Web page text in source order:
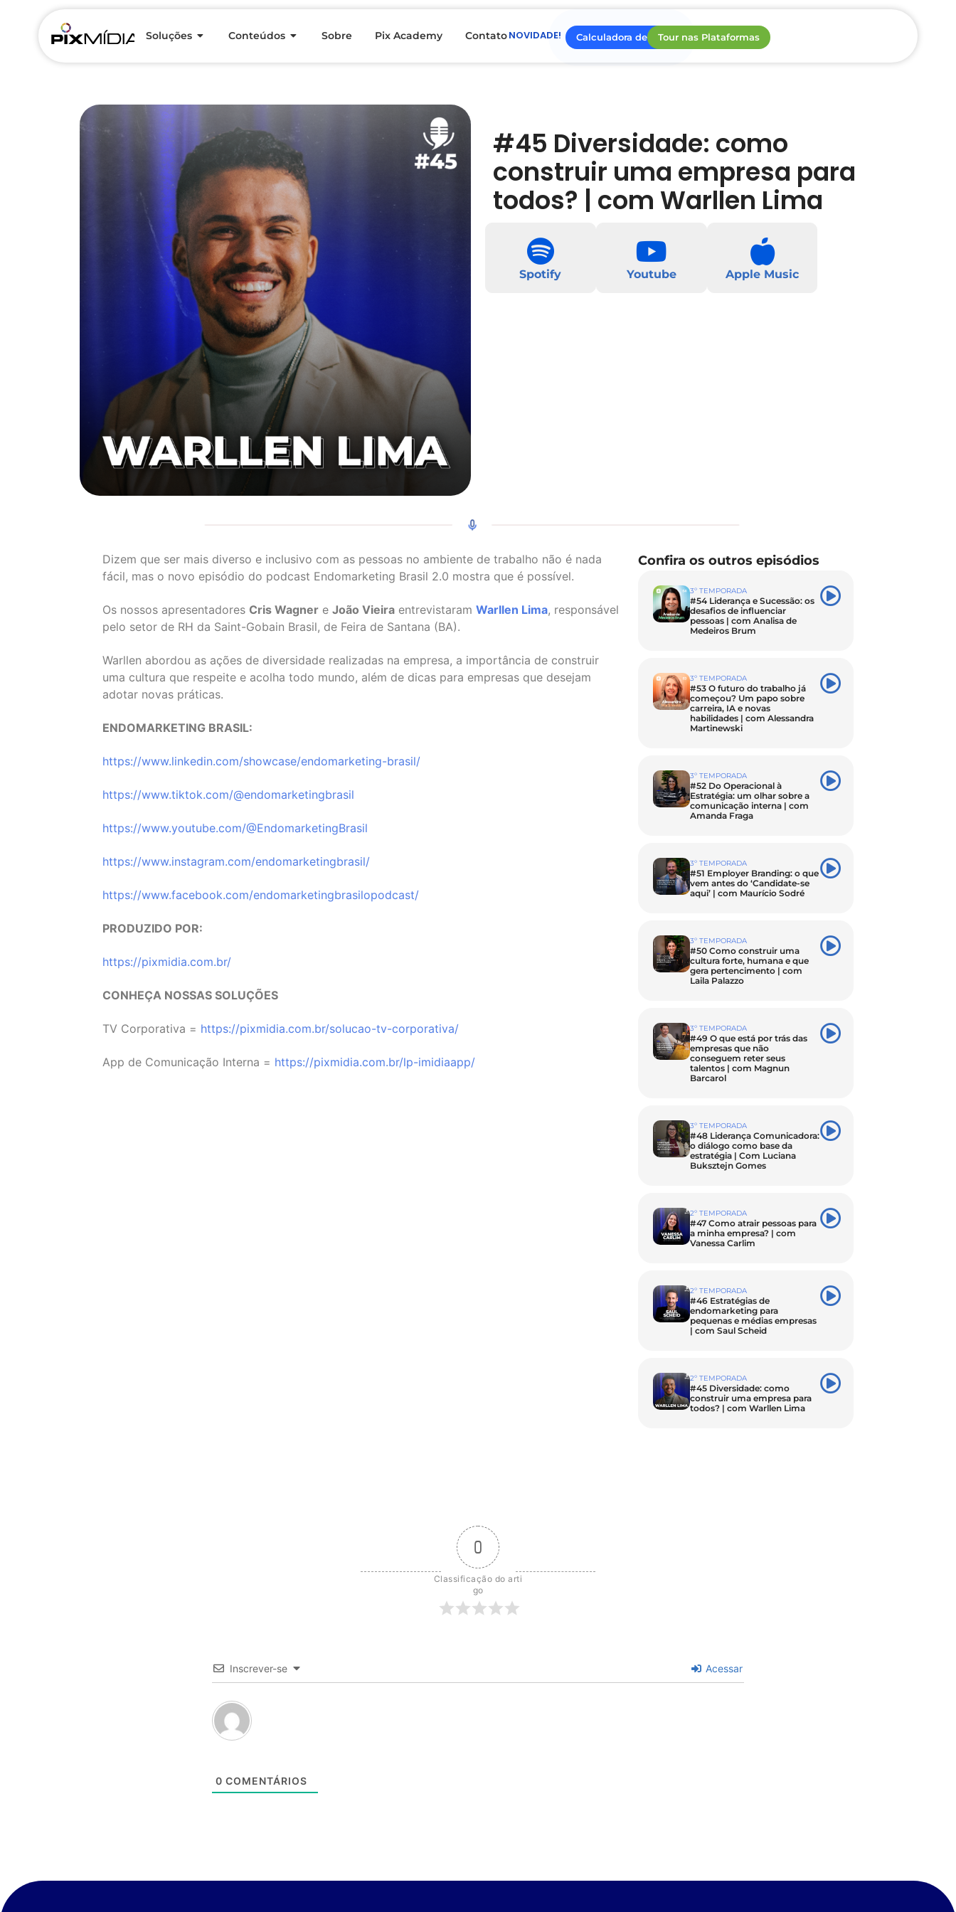
Soluções Conteúdos Sobre Pix Academy ContatoNOVIDADE! Calculadora de ROITour nas Plataformas
#45 Diversidade: como
construir uma empresa para
todos? | com Warllen Lima
Spotify Youtube Apple Music
Dizem que ser mais diverso e inclusivo com as pessoas no ambiente de trabalho não é nada
fácil, mas o novo episódio do podcast Endomarketing Brasil 2.0 mostra que é possível.
Os nossos apresentadores Cris Wagner eJoão Vieira entrevistaramWarllen Lima, responsável
pelo setor de RH da Saint-Gobain Brasil, de Feira de Santana (BA).
Warllen abordou as ações de diversidade realizadas na empresa, a importância de construir
uma cultura que respeite e acolha todo mundo, além de dicas para empresas que desejam
adotar novas práticas.
ENDOMARKETING BRASIL:
⁠https://www.linkedin.com/showcase/endomarketing-brasil/⁠
⁠https://www.tiktok.com/@endomarketingbrasil⁠
⁠https://www.youtube.com/@EndomarketingBrasil⁠
⁠https://www.instagram.com/endomarketingbrasil/⁠
⁠https://www.facebook.com/endomarketingbrasilopodcast/⁠
PRODUZIDO POR:
⁠https://pixmidia.com.br/⁠
CONHEÇA NOSSAS SOLUÇÕES
TV Corporativa = ⁠https://pixmidia.com.br/solucao-tv-corporativa/⁠
App de Comunicação Interna = ⁠https://pixmidia.com.br/lp-imidiaapp/⁠
Confira os outros episódios
3º TEMPORADA
#54 Liderança e Sucessão: os
desafios de influenciar
pessoas | com Analisa de
Medeiros Brum
3º TEMPORADA
#53 O futuro do trabalho já
começou? Um papo sobre
carreira, IA e novas
habilidades | com Alessandra
Martinewski
3º TEMPORADA
#52 Do Operacional à
Estratégia: um olhar sobre a
comunicação interna | com
Amanda Fraga
3º TEMPORADA
#51 Employer Branding: o que
vem antes do ‘Candidate-se
aqui’ | com Maurício Sodré
3º TEMPORADA
#50 Como construir uma
cultura forte, humana e que
gera pertencimento | com
Laila Palazzo
3º TEMPORADA
#49 O que está por trás das
empresas que não
conseguem reter seus
talentos | com Magnun
Barcarol
3º TEMPORADA
#48 Liderança Comunicadora:
o diálogo como base da
estratégia | Com Luciana
Buksztejn Gomes
2º TEMPORADA
#47 Como atrair pessoas para
a minha empresa? | com
Vanessa Carlim
2º TEMPORADA
#46 Estratégias de
endomarketing para
pequenas e médias empresas
| com Saul Scheid
2º TEMPORADA
#45 Diversidade: como
construir uma empresa para
todos? | com Warllen Lima
0
Classificação do arti
go
Inscrever-se Acessar
0 COMENTÁRIOS